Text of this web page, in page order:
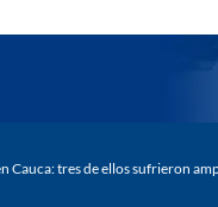
Cauca: tres de ellos sufrieron